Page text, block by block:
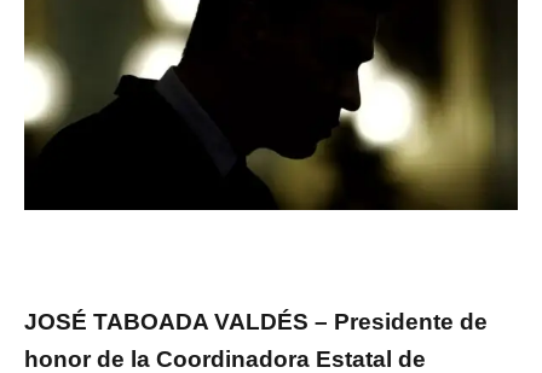
JOSÉ TABOADA VALDÉS – Presidente de
honor de la Coordinadora Estatal de